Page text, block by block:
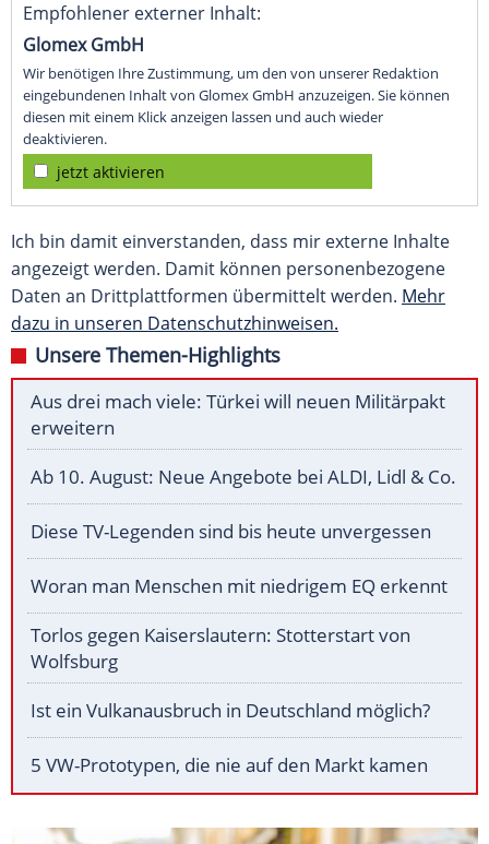
Empfohlener externer Inhalt:
Glomex GmbH
Wir benötigen Ihre Zustimmung, um den von unserer Redaktion
eingebundenen Inhalt von Glomex GmbH anzuzeigen. Sie können
diesen mit einem Klick anzeigen lassen und auch wieder
deaktivieren.
jetzt aktivieren
Ich bin damit einverstanden, dass mir externe Inhalte
angezeigt werden. Damit können personenbezogene
Daten an Drittplattformen übermittelt werden. Mehr
dazu in unseren Datenschutzhinweisen.
Unsere Themen-Highlights
Aus drei mach viele: Türkei will neuen Militärpakt
erweitern
Ab 10. August: Neue Angebote bei ALDI, Lidl & Co.
Diese TV-Legenden sind bis heute unvergessen
Woran man Menschen mit niedrigem EQ erkennt
Torlos gegen Kaiserslautern: Stotterstart von
Wolfsburg
Ist ein Vulkanausbruch in Deutschland möglich?
5 VW-Prototypen, die nie auf den Markt kamen